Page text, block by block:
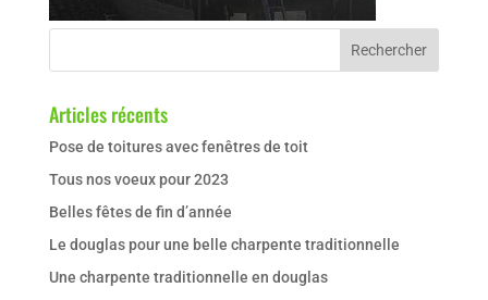
Articles récents
Pose de toitures avec fenêtres de toit
Tous nos voeux pour 2023
Belles fêtes de fin d’année
Le douglas pour une belle charpente traditionnelle
Une charpente traditionnelle en douglas